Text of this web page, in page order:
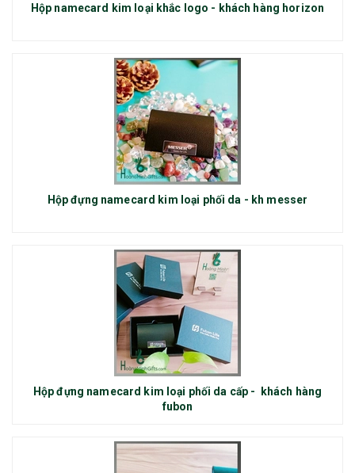
Hộp namecard kim loại khắc logo - khách hàng horizon
Hộp đựng namecard kim loại phối da - kh messer
Hộp đựng namecard kim loại phối da cấp - khách hàng
fubon